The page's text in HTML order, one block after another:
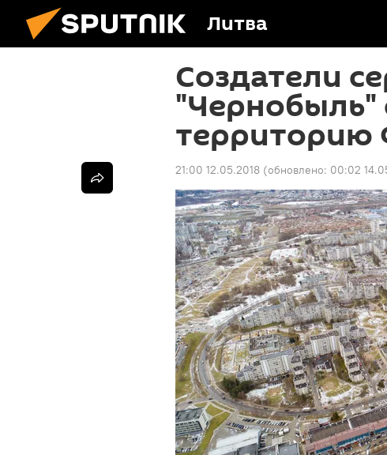
Литва
Создатели
территорию
21:00 12.05.2018 (обновлено: 00:02